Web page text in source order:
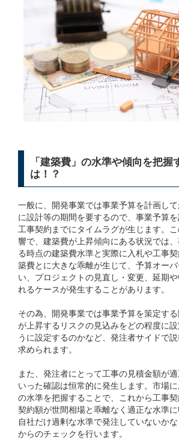
「建築費」の水準や傾向を把握
は！？
一般に、開発事業では事業予算を計画し
に設計等の期間を要するので、事業予算
工事契約までにタイムラグが生じます。
響で、建築費が上昇傾向にある状況では
る時点の建築費水準と実際に入札や工事
築費とに大きな乖離が生じて、予算オー
い、プロジェクトの見直し・変更、延期
れるケースが発生することがあります。
その為、開発事業では事業予算を策定す
が上昇するリスクの見込みをどの程度に
うに設定するのかなど、発注者サイドで
求められます。
また、発注者にとって工事の見積金額が
いった確認は恒常的に発生します。市場に
の水準を把握することで、これから工事
契約額が世間相場と乖離なく適正な水準に
自社だけ過剰な水準で発注していないか
からのチェックを行います。